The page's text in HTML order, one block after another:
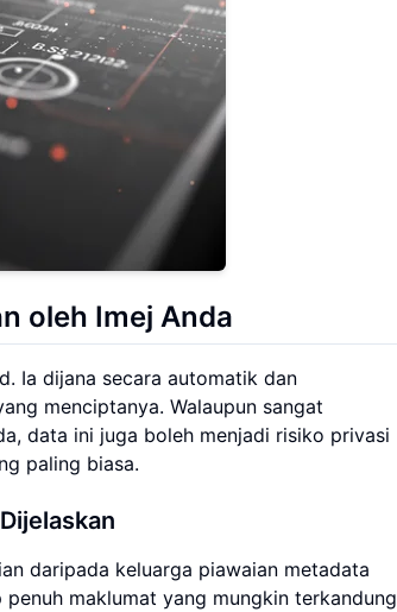
oleh Imej Anda
Ia dijana secara automatik dan
menciptanya. Walaupun sangat
data ini juga boleh menjadi risiko privasi
paling biasa.
daripada keluarga piawaian metadata
maklumat yang mungkin terkandung